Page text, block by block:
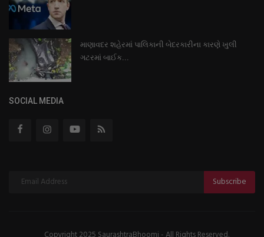
માણાવદર શહેરમાં પાલિકાની બેદરકારીના કારણે ખુલી
ગટરમાં બાઈક...
SOCIAL MEDIA
Subscribe